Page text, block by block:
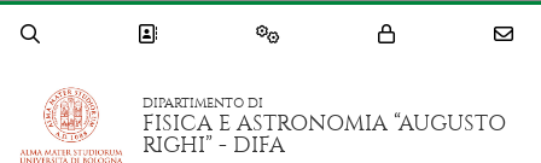
DIPARTIMENTO DI
FISICA E ASTRONOMIA “AUGUSTO
RIGHI” - DIFA